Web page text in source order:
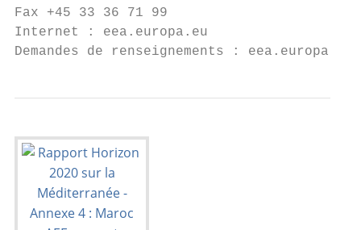
Fax +45 33 36 71 99
Internet : eea.europa.eu
Demandes de renseignements :